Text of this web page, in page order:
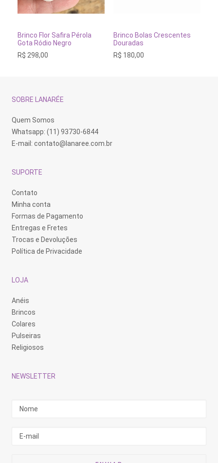
ADICIONAR AO CARRINHO
Brinco Flor Safira Pérola
Gota Ródio Negro
R$ 298,00
ADICIONAR AO
Brinco Bolas Crescentes
Douradas
R$ 180,00
SOBRE LANARÉE
Quem Somos
Whatsapp: (11) 93730-6844
E-mail: contato@lanaree.com.br
SUPORTE
Contato
Minha conta
Formas de Pagamento
Entregas e Fretes
Trocas e Devoluções
Política de Privacidade
LOJA
Anéis
Brincos
Colares
Pulseiras
Religiosos
NEWSLETTER